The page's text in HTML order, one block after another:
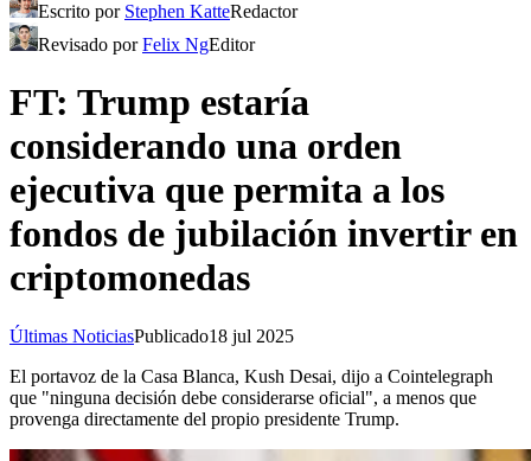
Escrito por Stephen KatteRedactor
Revisado porFelix NgEditor
FT: Trump estaría
considerando una orden
ejecutiva que permita a los
fondos de jubilación invertir en
criptomonedas
Últimas NoticiasPublicado18 jul 2025
El portavoz de la Casa Blanca, Kush Desai, dijo a Cointelegraph
que "ninguna decisión debe considerarse oficial", a menos que
provenga directamente del propio presidente Trump.